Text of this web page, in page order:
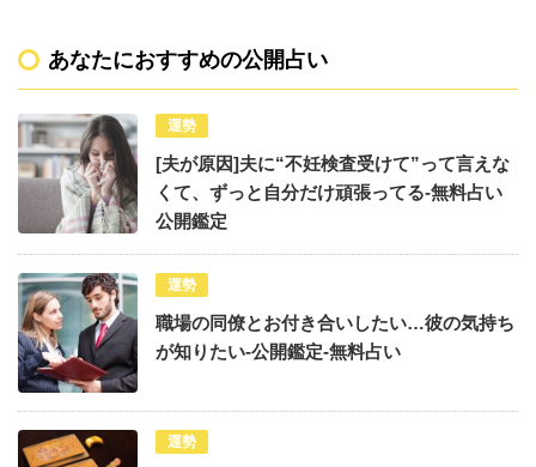
あなたにおすすめの公開占い
運勢
[夫が原因]夫に“不妊検査受けて”って言えな
くて、ずっと自分だけ頑張ってる-無料占い
公開鑑定
運勢
職場の同僚とお付き合いしたい…彼の気持ち
が知りたい-公開鑑定-無料占い
運勢